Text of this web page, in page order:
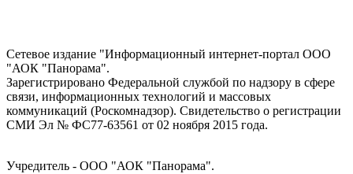
Сетевое издание "Информационный интернет-портал ООО
"АОК "Панорама".
Зарегистрировано Федеральной службой по надзору в сфере
связи, информационных технологий и массовых
коммуникаций (Роскомнадзор). Cвидетельство о регистрации
СМИ Эл № ФС77-63561 от 02 ноября 2015 года.
Учредитель - ООО "АОК "Панорама".